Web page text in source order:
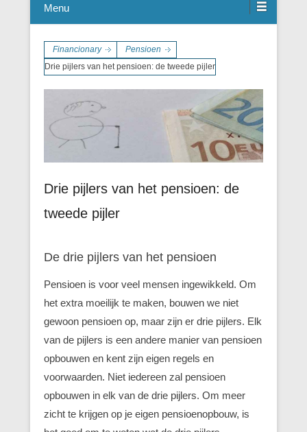
Menu
Financionary
Pensioen
Drie pijlers van het pensioen: de tweede pijler
Drie pijlers van het pensioen: de
tweede pijler
De drie pijlers van het pensioen
Pensioen is voor veel mensen ingewikkeld. Om
het extra moeilijk te maken, bouwen we niet
gewoon pensioen op, maar zijn er drie pijlers. Elk
van de pijlers is een andere manier van pensioen
opbouwen en kent zijn eigen regels en
voorwaarden. Niet iedereen zal pensioen
opbouwen in elk van de drie pijlers. Om meer
zicht te krijgen op je eigen pensioenopbouw, is